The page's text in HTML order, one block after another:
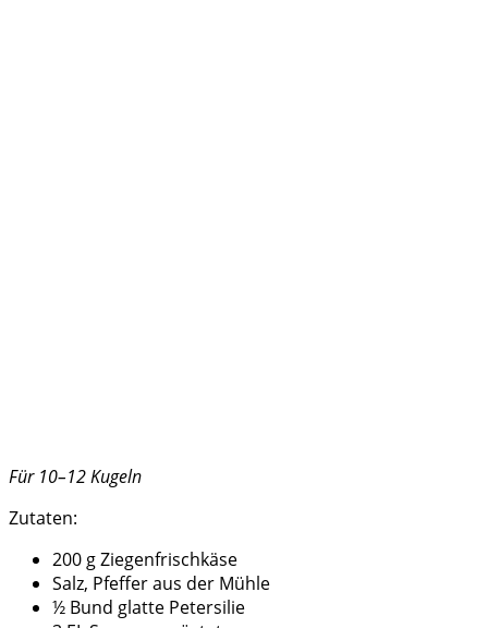
Für 10–12 Kugeln
Zutaten:
200 g Ziegenfrischkäse
Salz, Pfeffer aus der Mühle
½ Bund glatte Petersilie